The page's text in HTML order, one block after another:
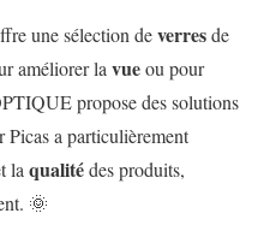
une sélection deverresde
améliorer lavueou pour
propose des solutions
Picas a particulièrement
laqualitédes produits,
🌞